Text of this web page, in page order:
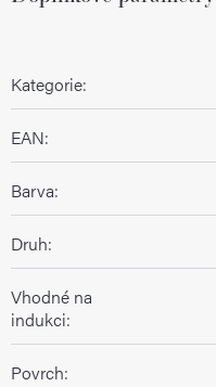
Kategorie:
EAN:
Barva:
Druh:
Vhodné na
indukci:
Povrch: